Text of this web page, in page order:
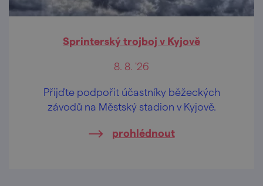
Sprinterský trojboj v Kyjově
8. 8. '26
Přijďte podpořit účastníky běžeckých
závodů na Městský stadion v Kyjově.
prohlédnout